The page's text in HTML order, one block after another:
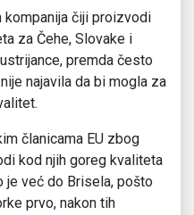
kompanija čiji proizvodi
za Čehe, Slovake i
premda često
najavila da bi mogla za
članicama EU zbog
kod njih goreg kvaliteta
je već do Brisela, pošto
prvo, nakon tih